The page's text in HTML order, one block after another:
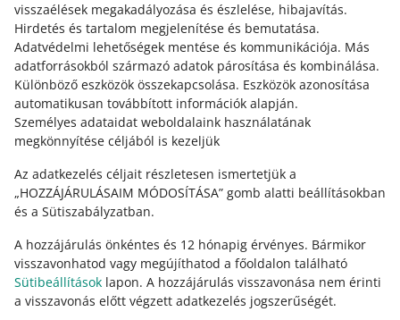
visszaélések megakadályozása és észlelése, hibajavítás.
Hirdetés és tartalom megjelenítése és bemutatása.
Adatvédelmi lehetőségek mentése és kommunikációja. Más
adatforrásokból származó adatok párosítása és kombinálása.
Különböző eszközök összekapcsolása. Eszközök azonosítása
automatikusan továbbított információk alapján.
Személyes adataidat weboldalaink használatának
megkönnyítése céljából is kezeljük
Az adatkezelés céljait részletesen ismertetjük a
„HOZZÁJÁRULÁSAIM MÓDOSÍTÁSA” gomb alatti beállításokban
és a Sütiszabályzatban.
A hozzájárulás önkéntes és 12 hónapig érvényes. Bármikor
visszavonhatod vagy megújíthatod a főoldalon található
Sütibeállítások lapon. A hozzájárulás visszavonása nem érinti
a visszavonás előtt végzett adatkezelés jogszerűségét.
RÉGEBBIEK MEGTEKINTÉSE
Ez az oldal más nyelveken is elérhető.